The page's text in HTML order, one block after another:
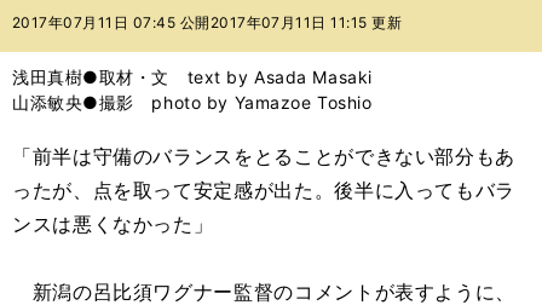
バ
2017年07月11日 07:45 公開 2017年07月11日 11:15 更新
浅田真樹●取材・文 text by Asada Masaki
山添敏央●撮影 photo by Yamazoe Toshio
「前半は守備のバランスをとることができない部分もあ
ったが、点を取って安定感が出た。後半に入ってもバラ
ンスは悪くなかった」
新潟の呂比須ワグナー監督のコメントが表すように、